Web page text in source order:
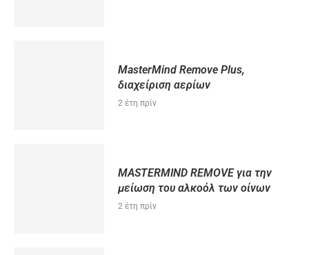
MasterMind Remove Plus,
διαχείριση αερίων
2 έτη πρίν
MASTERMIND REMOVE για την
μείωση του αλκοόλ των οίνων
2 έτη πρίν